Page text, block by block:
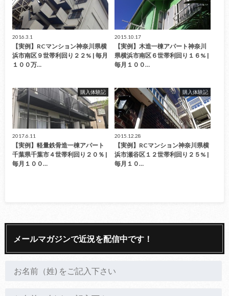
2016.3.1
【実例】RCマンション神奈川県横
浜市南区９世帯利回り２２% | 毎月
１００万…
2015.10.17
【実例】木造一棟アパート神奈川
県横浜市南区６世帯利回り１６% |
毎月１００…
購入体験記
2017.6.11
【実例】軽量鉄骨造一棟アパート
千葉県千葉市４世帯利回り２０％ |
毎月１００…
購入体験記
2015.12.28
【実例】RCマンション神奈川県横
浜市瀬谷区１２世帯利回り２５% |
毎月１０…
メールマガジンで近況を配信中です！